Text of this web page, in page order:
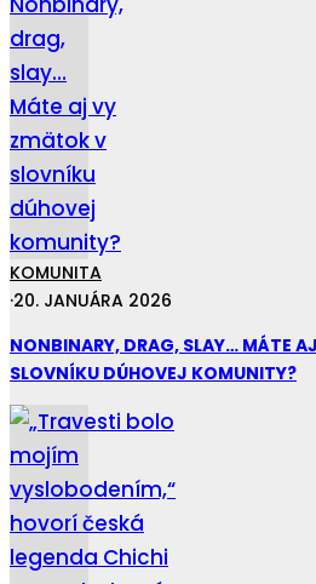
KOMUNITA
·20. JANUÁRA 2026
NONBINARY, DRAG, SLAY… MÁTE
SLOVNÍKU DÚHOVEJ KOMUNITY?